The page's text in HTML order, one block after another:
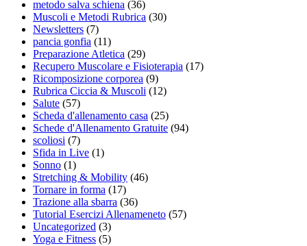
metodo salva schiena (36)
Muscoli e Metodi Rubrica (30)
Newsletters (7)
pancia gonfia (11)
Preparazione Atletica (29)
Recupero Muscolare e Fisioterapia (17)
Ricomposizione corporea (9)
Rubrica Ciccia & Muscoli (12)
Salute (57)
Scheda d'allenamento casa (25)
Schede d'Allenamento Gratuite (94)
scoliosi (7)
Sfida in Live (1)
Sonno (1)
Stretching & Mobility (46)
Tornare in forma (17)
Trazione alla sbarra (36)
Tutorial Esercizi Allenameneto (57)
Uncategorized (3)
Yoga e Fitness (5)